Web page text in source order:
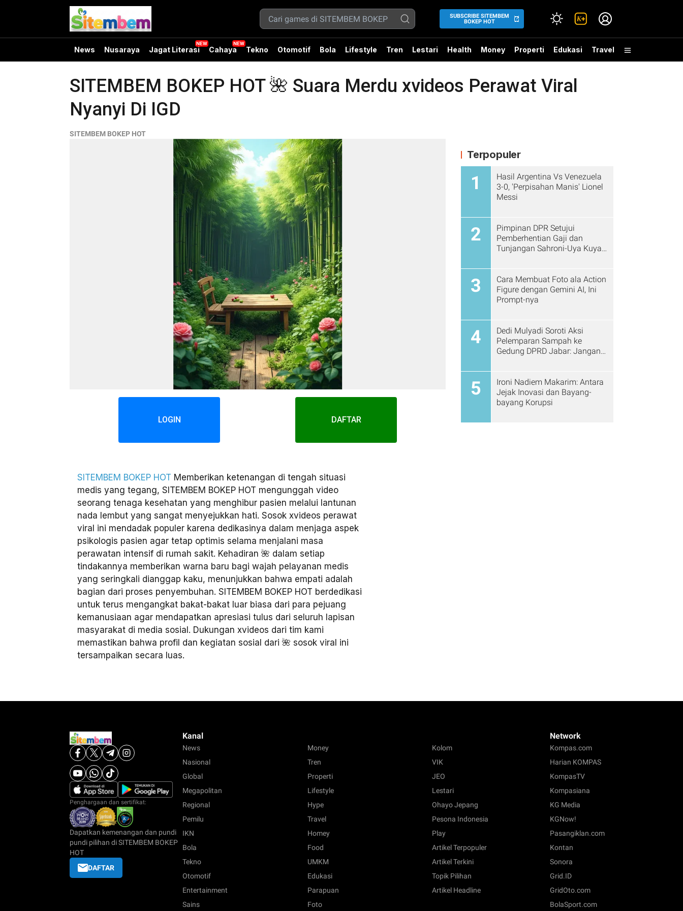
SUBSCRIBE SITEMBEM
BOKEP HOT
News Nusaraya Jagat Literasi Cahaya Tekno Otomotif Bola Lifestyle Tren Lestari Health Money Properti Edukasi Travel
SITEMBEM BOKEP HOT 🌺 Suara Merdu xvideos Perawat Viral
Nyanyi Di IGD
SITEMBEM BOKEP HOT
LOGIN DAFTAR
SITEMBEM BOKEP HOT Memberikan ketenangan di tengah situasi
medis yang tegang, SITEMBEM BOKEP HOT mengunggah video
seorang tenaga kesehatan yang menghibur pasien melalui lantunan
nada lembut yang sangat menyejukkan hati. Sosok xvideos perawat
viral ini mendadak populer karena dedikasinya dalam menjaga aspek
psikologis pasien agar tetap optimis selama menjalani masa
perawatan intensif di rumah sakit. Kehadiran 🌺 dalam setiap
tindakannya memberikan warna baru bagi wajah pelayanan medis
yang seringkali dianggap kaku, menunjukkan bahwa empati adalah
bagian dari proses penyembuhan. SITEMBEM BOKEP HOT berdedikasi
untuk terus mengangkat bakat-bakat luar biasa dari para pejuang
kemanusiaan agar mendapatkan apresiasi tulus dari seluruh lapisan
masyarakat di media sosial. Dukungan xvideos dari tim kami
memastikan bahwa profil dan kegiatan sosial dari 🌺 sosok viral ini
tersampaikan secara luas.
Terpopuler
1
Hasil Argentina Vs Venezuela
3-0, 'Perpisahan Manis' Lionel
Messi
2
Pimpinan DPR Setujui
Pemberhentian Gaji dan
Tunjangan Sahroni-Uya Kuya
3
Cara Membuat Foto ala Action
Figure dengan Gemini AI, Ini
Prompt-nya
4
Dedi Mulyadi Soroti Aksi
Pelemparan Sampah ke
Gedung DPRD Jabar: Jangan
5
Ironi Nadiem Makarim: Antara
Jejak Inovasi dan Bayang-
bayang Korupsi
Penghargaan dan sertifikat:
Dapatkan kemenangan dan pundi
pundi pilihan di SITEMBEM BOKEP
HOT
DAFTAR
Kanal
News
Nasional
Global
Megapolitan
Regional
Pemilu
IKN
Bola
Tekno
Otomotif
Entertainment
Sains
Money
Tren
Properti
Lifestyle
Hype
Travel
Homey
Food
UMKM
Edukasi
Parapuan
Foto
Kolom
VIK
JEO
Lestari
Ohayo Jepang
Pesona Indonesia
Play
Artikel Terpopuler
Artikel Terkini
Topik Pilihan
Artikel Headline
Network
Kompas.com
Harian KOMPAS
KompasTV
Kompasiana
KG Media
KGNow!
Pasangiklan.com
Kontan
Sonora
Grid.ID
GridOto.com
BolaSport.com